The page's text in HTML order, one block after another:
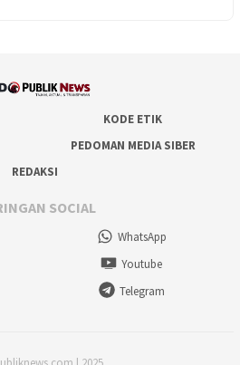
KODE ETIK
PEDOMAN MEDIA SIBER
REDAKSI
SOCIAL
WhatsApp
Youtube
Telegram